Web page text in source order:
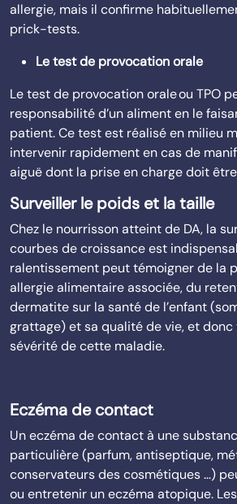
allergie, mais il confirme
prick-tests.
Le test de provocation orale
Le test de provocation orale ou TPO
responsabilité d’un aliment en le
patient. Ce test est réalisé en milieu
intervenir rapidement en cas de
aiguë dont la prise en charge doit
Surveiller le poids et la taille
Chez le nourrisson atteint de DA, la
courbes de croissance est
ralentissement peut témoigner de la
allergie alimentaire associée, du
dermatite sur la santé de l’enfant
grattage) et sa qualité de vie, et donc
sévérité de cette maladie.
Eczéma de contact
Un eczéma de contact à une
particulière (parfum, antiseptique,
conservateurs des cosmétiques …)
ou entretenir un eczéma atopique.